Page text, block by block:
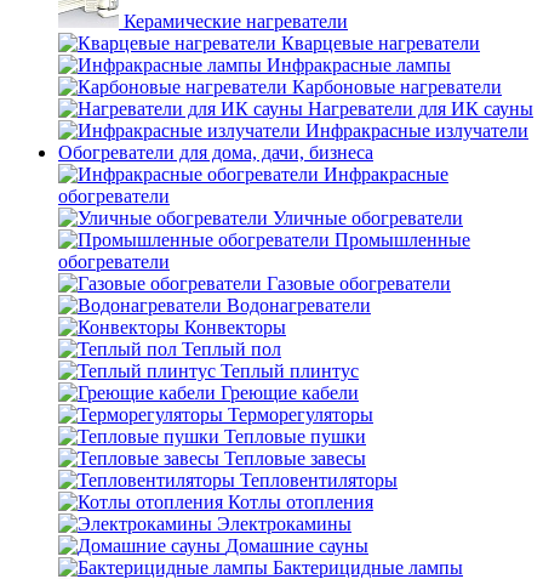
Керамические нагреватели
Кварцевые нагреватели
Инфракрасные лампы
Карбоновые нагреватели
Нагреватели для ИК сауны
Инфракрасные излучатели
Обогреватели для дома, дачи, бизнеса
Инфракрасные
обогреватели
Уличные обогреватели
Промышленные
обогреватели
Газовые обогреватели
Водонагреватели
Конвекторы
Теплый пол
Теплый плинтус
Греющие кабели
Терморегуляторы
Тепловые пушки
Тепловые завесы
Тепловентиляторы
Котлы отопления
Электрокамины
Домашние сауны
Бактерицидные лампы